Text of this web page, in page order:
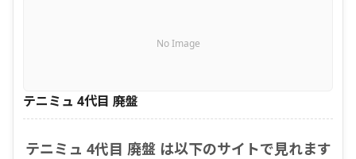
No Image
テニミュ 4代目 廃盤
テニミュ 4代目 廃盤 は以下のサイトで見れます